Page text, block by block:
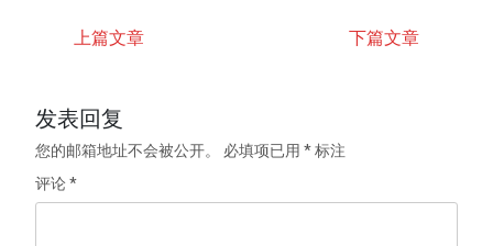
上篇文章 下篇文章
发表回复
您的邮箱地址不会被公开。 必填项已用*标注
评论*